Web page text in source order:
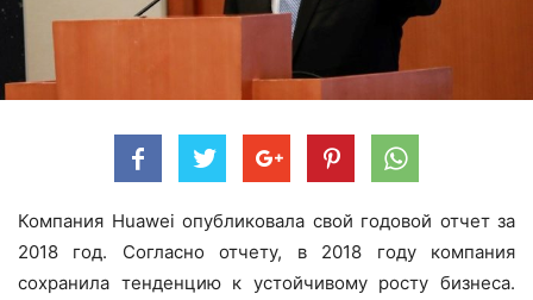
Компания Huawei опубликовала свой годовой отчет за
2018 год. Согласно отчету, в 2018 году компания
сохранила тенденцию к устойчивому росту бизнеса.